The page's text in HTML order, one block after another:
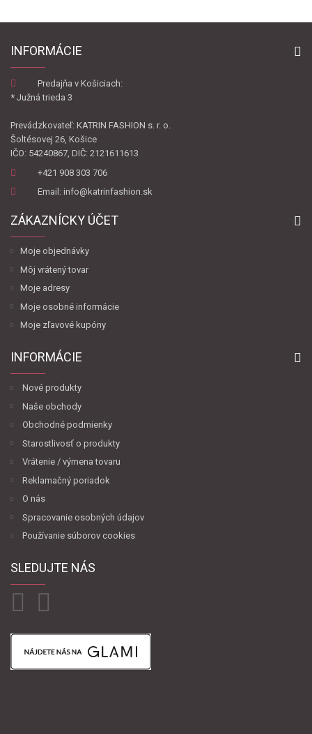
INFORMÁCIE
Predajňa v Košiciach:
* Južná trieda 3
Prevádzkovateľ: KATRIN FASHION s. r. o.
Šoltésovej 26, Košice
IČO: 54240867, DIČ: 2121611613
+421 908 303 706
Email: info@katrinfashion.sk
ZÁKAZNÍCKY ÚČET
Moje objednávky
Môj vrátený tovar
Moje adresy
Moje osobné informácie
Moje zľavové kupóny
INFORMÁCIE
Nové produkty
Naše obchody
Obchodné podmienky
Starostlivosť o produkty
Vrátenie / výmena tovaru
Reklamačný poriadok
O nás
Spracovanie osobných údajov
Používanie súborov cookies
SLEDUJTE NÁS